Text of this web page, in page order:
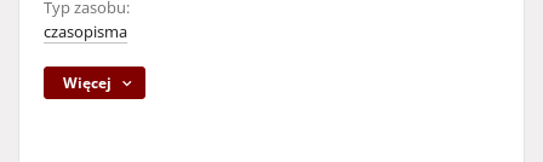
Typ zasobu:
czasopisma
Więcej